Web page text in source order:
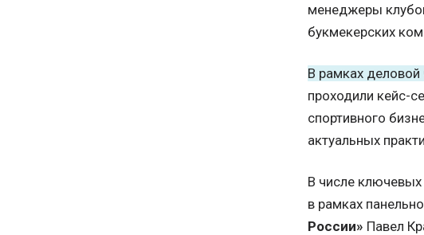
менеджеры
букмекерских
В рамках деловой
проходили кейс-
спортивного
актуальных
В числе ключевых
в рамках
России» Павел